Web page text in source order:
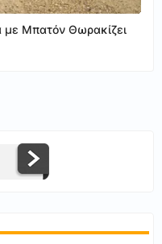
με Μπατόν Θωρακίζει